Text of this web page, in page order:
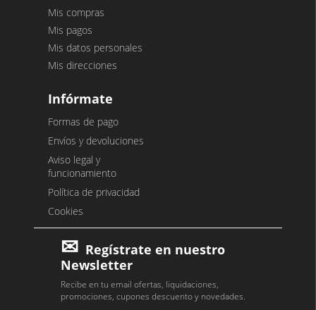
Mis compras
Mis pagos
Mis datos personales
Mis direcciones
Infórmate
Formas de pago
Envíos y devoluciones
Aviso legal y
funcionamiento
Política de privacidad
Cookies
Regístrate en nuestro
Newsletter
Recibe en tu email ofertas, liquidaciones,
promociones, cupones descuento y novedades.